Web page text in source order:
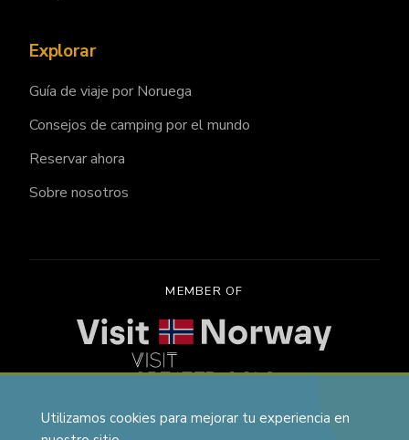
Explorar
Guía de viaje por Noruega
Consejos de camping por el mundo
Reservar ahora
Sobre nosotros
MEMBER OF
Utilizamos cookies para mejorar tu experiencia en